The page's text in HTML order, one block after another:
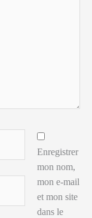
Enregistrer
mon nom,
mon e-mail
et mon site
dans le